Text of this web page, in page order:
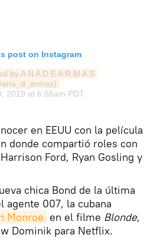
post on Instagram
by A N A D E A R M A S
2019 at 6:56am PDT
en EEUU con la película
donde compartió roles con
Ford, Ryan Gosling y
chica Bond de la última
agente 007, la cubana
Monroe en el filme Blonde,
Dominik para Netflix.